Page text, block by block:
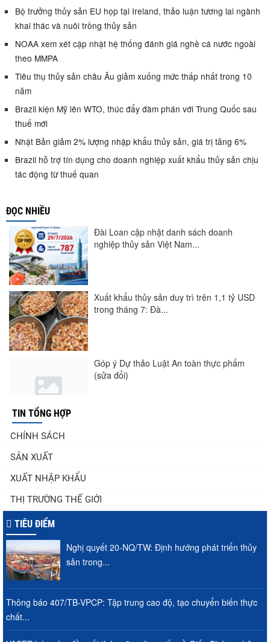
Bộ trưởng thủy sản EU họp tại Ireland, thảo luận tương lai ngành
khai thác và nuôi trồng thủy sản
NOAA xem xét cập nhật hệ thống đánh giá nghề cá nước ngoài
theo MMPA
Tiêu thụ thủy sản châu Âu giảm xuống mức thấp nhất trong 10
năm
Brazil kiện Mỹ lên WTO, thúc đẩy đàm phán với Trung Quốc sau
thuế mới
Nhật Bản giảm 2% lượng nhập khẩu thủy sản, giá trị tăng 6%
Brazil hỗ trợ tín dụng cho doanh nghiệp xuất khẩu thủy sản chịu
tác động từ thuế quan
ĐỌC NHIỀU
Đài Loan cập nhật danh sách doanh
nghiệp thủy sản Việt Nam...
Xuất khẩu thủy sản duy trì trên 1,1 tỷ USD
trong tháng 7: Đà...
Góp ý Dự thảo Luật An toàn thực phẩm
(sửa đổi)
Thuế Mục 301 và bài toán thích ứng của
tôm Việt tại thị...
Nguồn cung giảm, giá cá rô phi Trung
Quốc tiếp tục tăng
TIN TỔNG HỢP
CHÍNH SÁCH
SẢN XUẤT
XUẤT NHẬP KHẨU
THỊ TRƯỜNG THẾ GIỚI
TIÊU ĐIỂM
Nghị quyết 20-NQ/TW: Định hướng phát triển thủy
sản trong...
Thông báo 407/TB-VPCP: Tập trung cao độ, tạo chuyển biến thực
chất...